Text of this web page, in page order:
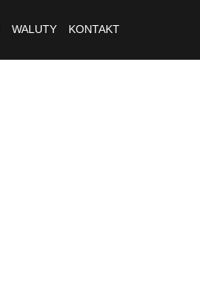
WALUTY KONTAKT